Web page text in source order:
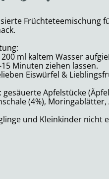
Früchteteemischung
ml kaltem Wasser
15 Minuten ziehen lassen.
Eiswürfel &
gesäuerte Apfelstücke
(4%),
und Kleinkinder nicht